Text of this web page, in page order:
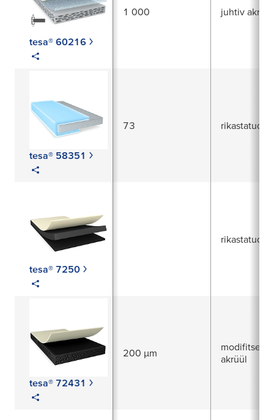
tesa® 60216
1 000 juhtiv akrüül
tesa® 58351
73 rikastatud
tesa® 7250
rikastatud
tesa® 72431
200 µm
akrüül